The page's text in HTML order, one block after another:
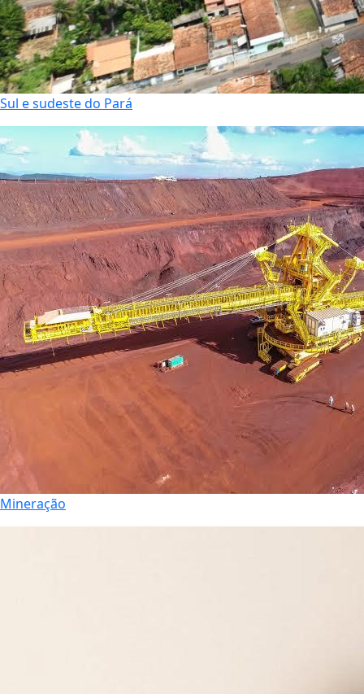
Sul e sudeste do Pará
Mineração